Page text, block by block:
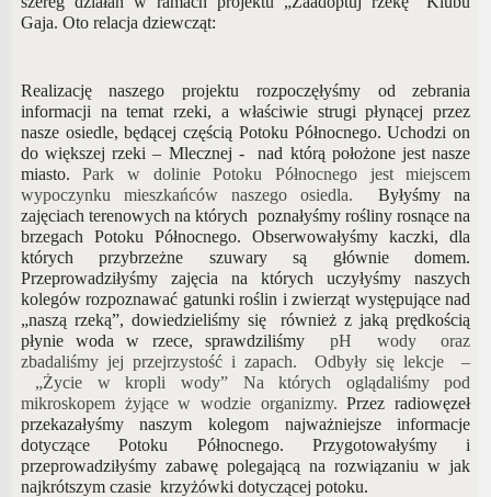
Gaja. Oto relacja dziewcząt:
Realizację naszego projektu rozpoczęłyśmy od zebrania
informacji na temat rzeki, a właściwie strugi płynącej przez
nasze osiedle, będącej częścią Potoku Północnego. Uchodzi on
do większej rzeki – Mlecznej - nad którą położone jest nasze
miasto.Park w dolinie Potoku Północnego jest miejscem
wypoczynku mieszkańców naszego osiedla.
Byłyśmy na
zajęciach terenowych na których poznałyśmy rośliny rosnące na
brzegach Potoku Północnego. Obserwowałyśmy kaczki, dla
których przybrzeżne szuwary są głównie domem.
Przeprowadziłyśmy zajęcia na których uczyłyśmy naszych
kolegów rozpoznawać gatunki roślin i zwierząt występujące nad
„naszą rzeką”, dowiedzieliśmy się również z jaką prędkością
płynie woda w rzece, sprawdziliśmy
pH wody oraz
zbadaliśmy jej przejrzystość i zapach. Odbyły się lekcje –
„Życie w kropli wody” Na których oglądaliśmy pod
mikroskopem żyjące w wodzie organizmy. Przez radiowęzeł
przekazałyśmy naszym kolegom najważniejsze informacje
dotyczące Potoku Północnego. Przygotowałyśmy i
przeprowadziłyśmy zabawę polegającą na rozwiązaniu w jak
najkrótszym czasie krzyżówki dotyczącej potoku.